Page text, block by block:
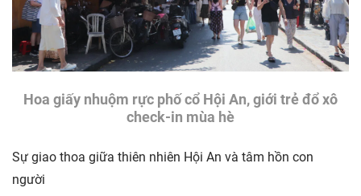
Hoa giấy nhuộm rực phố cổ Hội An, giới trẻ đổ xô
check-in mùa hè
Sự giao thoa giữa thiên nhiên Hội An và tâm hồn con
người